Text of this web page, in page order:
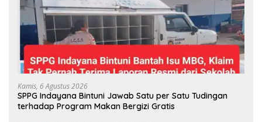
Kamis, 6 Agustus 2026
SPPG Indayana Bintuni Jawab Satu per Satu Tudingan
terhadap Program Makan Bergizi Gratis